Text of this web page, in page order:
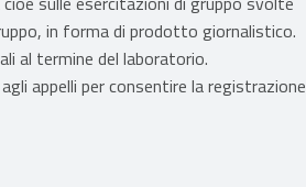
in forma di prodotto giornalistico.
al termine del laboratorio.
appelli per consentire la registrazione